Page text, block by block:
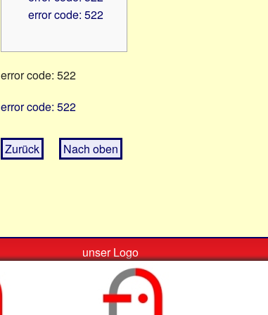
error code: 522
error code: 522
error code: 522
Zurück Nach oben
unser Logo